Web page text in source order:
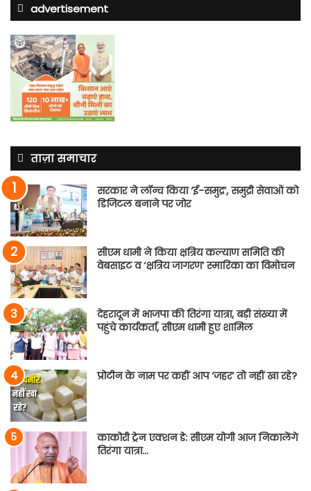
advertisement
ताज़ा समाचार
सरकार ने लॉन्च किया ‘ई-समुद्र’, समुद्री सेवाओं को
डिजिटल बनाने पर जोर
सीएम धामी ने किया क्षत्रिय कल्याण समिति की
वेबसाइट व ‘क्षत्रिय जागरण’ स्मारिका का विमोचन
देहरादून में भाजपा की तिरंगा यात्रा, बड़ी संख्या में
पहुंचे कार्यकर्ता, सीएम धामी हुए शामिल
प्रोटीन के नाम पर कहीं आप ‘जहर’ तो नहीं खा रहे?
काकोरी ट्रेन एक्शन डे: सीएम योगी आज निकालेंगे
तिरंगा यात्रा…